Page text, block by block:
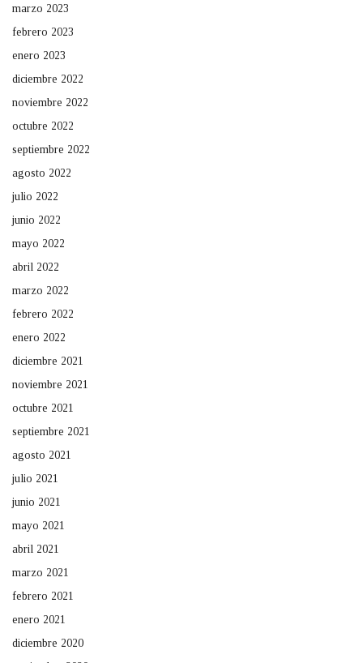
marzo 2023
febrero 2023
enero 2023
diciembre 2022
noviembre 2022
octubre 2022
septiembre 2022
agosto 2022
julio 2022
junio 2022
mayo 2022
abril 2022
marzo 2022
febrero 2022
enero 2022
diciembre 2021
noviembre 2021
octubre 2021
septiembre 2021
agosto 2021
julio 2021
junio 2021
mayo 2021
abril 2021
marzo 2021
febrero 2021
enero 2021
diciembre 2020